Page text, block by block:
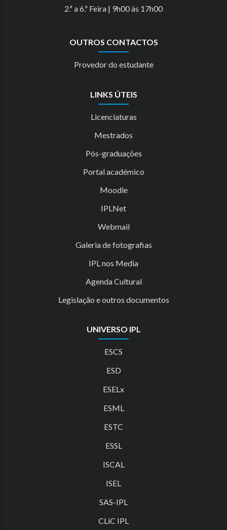
2.ª a 6.ª Feira | 9h00 às 17h00
OUTROS CONTACTOS
Provedor do estudante
LINKS ÚTEIS
Licenciaturas
Mestrados
Pós-graduações
Portal académico
Moodle
IPLNet
Webmail
Galeria de fotografias
IPL nos Media
Agenda Cultural
Legislação e outros documentos
UNIVERSO IPL
ESCS
ESD
ESELx
ESML
ESTC
ESSL
ISCAL
ISEL
SAS-IPL
CLiC IPL